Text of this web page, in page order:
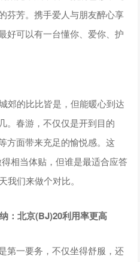
芬芳。携手爱人与朋友醉心享
好可以有一台懂你、爱你、护
郊的比比皆是，但能暖心到达
。春游，不仅仅是开到目的
方面带来充足的愉悦感。这
相当体贴，但谁是最适合应答
我们来做个对比。
北京(BJ)20利用率更高
第一要务，不仅坐得舒服，还